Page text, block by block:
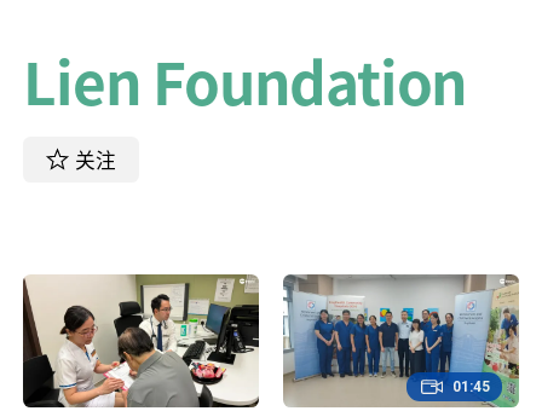
Lien Foundation
关注
01:45